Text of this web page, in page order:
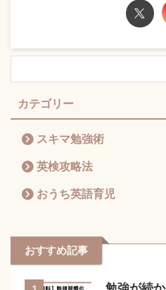
カテゴリー
スキマ勉強術
英検攻略法
おうち英語育児
おすすめ記事